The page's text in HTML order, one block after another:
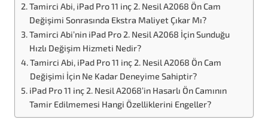
Tamirci Abi, iPad Pro 11 inç 2. Nesil A2068 Ön Cam
Değişimi Sonrasında Ekstra Maliyet Çıkar Mı?
Tamirci Abi’nin iPad Pro 2. Nesil A2068 İçin Sunduğu
Hızlı Değişim Hizmeti Nedir?
Tamirci Abi, iPad Pro 11 inç 2. Nesil A2068 Ön Cam
Değişimi İçin Ne Kadar Deneyime Sahiptir?
iPad Pro 11 inç 2. Nesil A2068’in Hasarlı Ön Camının
Tamir Edilmemesi Hangi Özelliklerini Engeller?